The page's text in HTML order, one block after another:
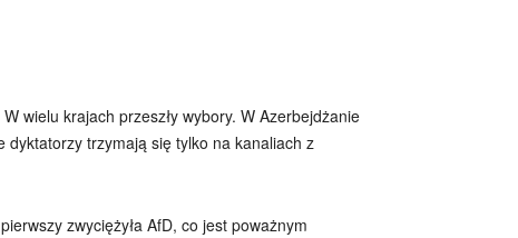
wielu krajach przeszły wybory. W Azerbejdżanie
dyktatorzy trzymają się tylko na kanaliach z
zwyciężyła AfD, co jest poważnym